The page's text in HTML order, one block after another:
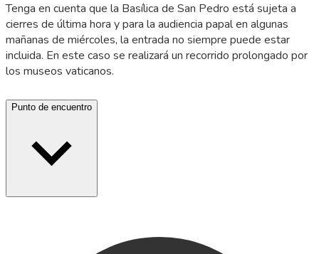
Tenga en cuenta que la Basílica de San Pedro está sujeta a
cierres de última hora y para la audiencia papal en algunas
mañanas de miércoles, la entrada no siempre puede estar
incluida. En este caso se realizará un recorrido prolongado por
los museos vaticanos.
Punto de encuentro